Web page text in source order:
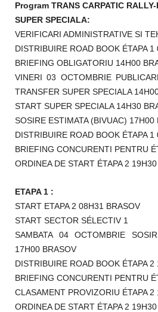
Program TRANS CARPATIC
SUPER SPECIALA:
VERIFICARI ADMINISTRATIVE SI
DISTRIBUIRE ROAD BOOK ÉTAPA
BRIEFING OBLIGATORIU 14H00
VINERI 03 OCTOMBRIE
TRANSFER SUPER SPECIALA
START SUPER SPECIALA 14H30
SOSIRE ESTIMATA (BIVUAC) 17H00
DISTRIBUIRE ROAD BOOK ÉTAPA
BRIEFING CONCURENTI PENTRU
ORDINEA DE START ÉTAPA 2
ETAPA 1 :
START ETAPA 2 08H31 BRASOV
START SECTOR SÉLECTIV 1
SAMBATA 04 OCTOMBRIE
17H00 BRASOV
DISTRIBUIRE ROAD BOOK ÉTAPA 2
BRIEFING CONCURENTI PENTRU
CLASAMENT PROVIZORIU ÉTAPA 2
ORDINEA DE START ÉTAPA 2